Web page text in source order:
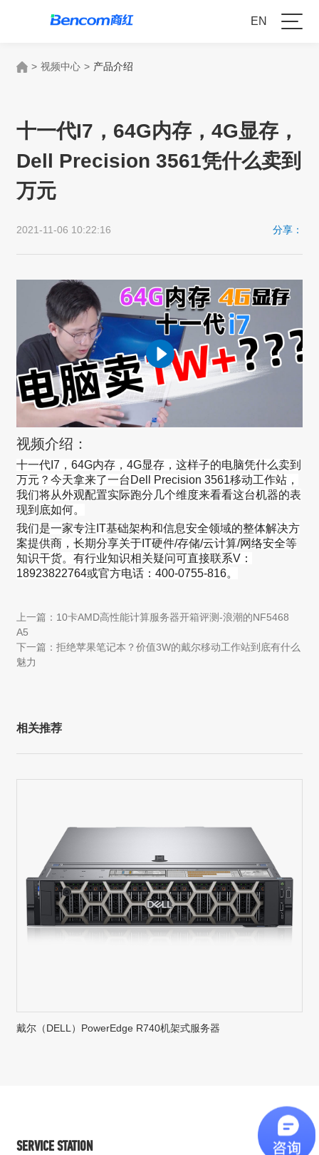
EN
> 视频中心 > 产品介绍
十一代I7，64G内存，4G显存，
Dell Precision 3561凭什么卖到
万元
2021-11-06 10:22:16 分享：
视频介绍：
十一代I7，64G内存，4G显存，这样子的电脑凭什么卖到
万元？今天拿来了一台Dell Precision 3561移动工作站，
我们将从外观配置实际跑分几个维度来看看这台机器的表
现到底如何。
我们是一家专注IT基础架构和信息安全领域的整体解决方
案提供商，长期分享关于IT硬件/存储/云计算/网络安全等
知识干货。有行业知识相关疑问可直接联系V：
18923822764或官方电话：400-0755-816。
上一篇：10卡AMD高性能计算服务器开箱评测-浪潮的NF5468
A5
下一篇：拒绝苹果笔记本？价值3W的戴尔移动工作站到底有什么
魅力
相关推荐
戴尔（DELL）PowerEdge R740机架式服务器
SERVICE STATION